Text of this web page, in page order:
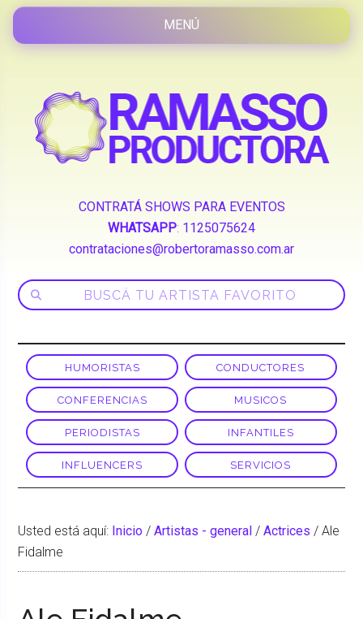
CONTRATÁ SHOWS PARA EVENTOS
WHATSAPP: 1125075624
contrataciones@robertoramasso.com.ar
HUMORISTAS CONDUCTORES
CONFERENCIAS MUSICOS
PERIODISTAS INFANTILES
INFLUENCERS SERVICIOS
Usted está aquí: Inicio / Artistas - general / Actrices / Ale
Fidalme